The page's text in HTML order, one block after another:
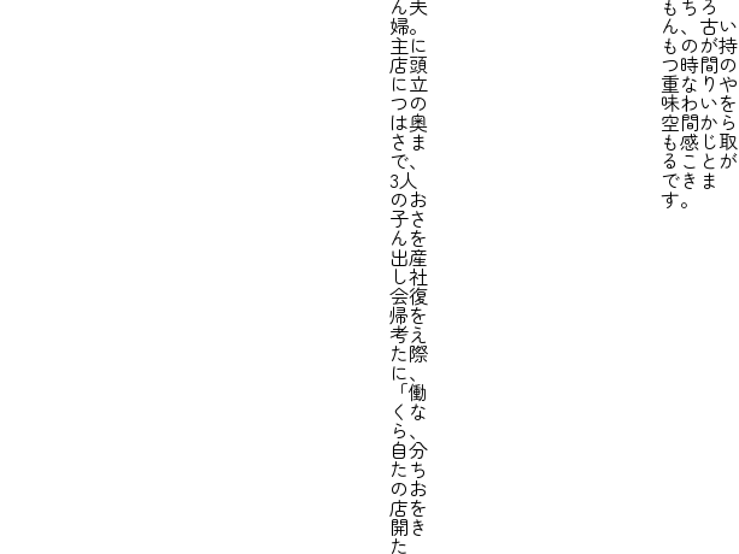
ん夫
婦。
主に
店頭
に立
つの
は奥
さま
で、
3人
のお
子さ
んを
出産
し社
会復
帰を
考え
た際
に、
「働
くな
ら、
自分
たち
のお
店を
開き
た
もちろ
ん、古い
ものが持
つ時間の
重なりや
味わいを
空間から
も感じ取
ることが
できま
す。